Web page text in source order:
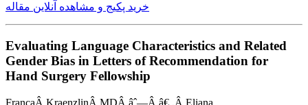
خرید پکیج و مشاهده آنلاین مقاله
Evaluating Language Characteristics and Related
Gender Bias in Letters of Recommendation for
Hand Surgery Fellowship
FrancaÂ KraenzlinÂ MDÂ âˆ—Â â€ ,Â Eliana